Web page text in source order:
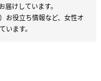
けしています。
お役立ち情報など、女性オ
ます。